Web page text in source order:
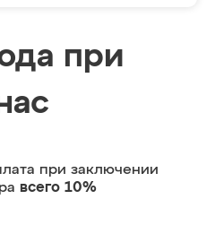
при
при заключении
всего 10%